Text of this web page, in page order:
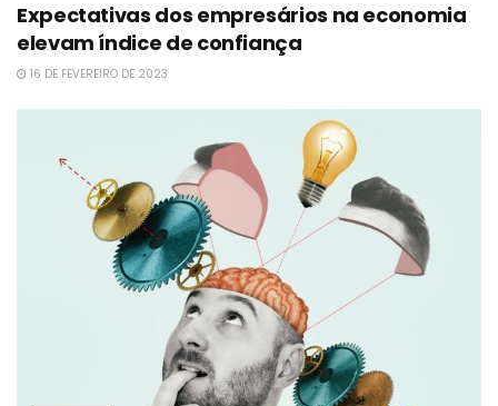
Expectativas dos empresários na economia
elevam índice de confiança
16 DE FEVEREIRO DE 2023